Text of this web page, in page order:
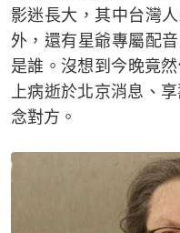
影迷長大，其中台灣
外，還有星爺專屬配
是誰。沒想到今晚竟
上病逝於北京消息、
念對方。